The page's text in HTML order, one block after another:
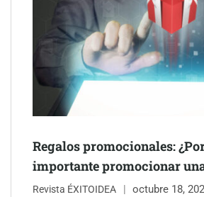
Schaeffler mejora su rentabilidad en el
NOVA: innovación y diseño que
mano de Tormo Franquicias
Regalos promocionales:
importante promocionar
Revista ÉXITOIDEA octubre 18,